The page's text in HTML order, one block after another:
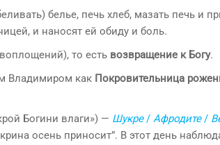
белье, печь хлеб, мазать печь
и наносят ей обиду и боль.
то есть возвращение к Богу.
Владимиром как Покровительница
Богини влаги») — Шукре/ Афродите/
осень приносит”. В этот день